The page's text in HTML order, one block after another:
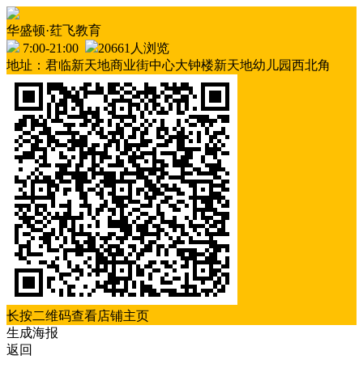
华盛顿·荭飞教育
7:00-21:00
20661人浏览
地址：君临新天地商业街中心大钟楼新天地幼儿园西北角
长按二维码查看店铺主页
生成海报
返回